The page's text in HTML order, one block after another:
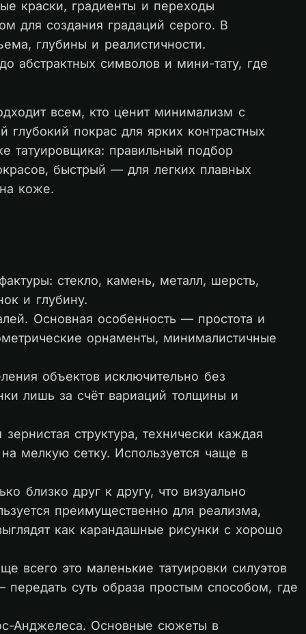
краски, градиенты и переходы
для создания градаций серого. В
глубины и реалистичности.
абстрактных символов и мини-тату, где
всем, кто ценит минимализм с
покрас для ярких контрастных
татуировщика: правильный подбор
быстрый — для легких плавных
коже.
стекло, камень, металл, шерсть,
и глубину.
Основная особенность — простота и
орнаменты, минималистичные
объектов исключительно без
лишь за счёт вариаций толщины и
структура, технически каждая
мелкую сетку. Используется чаще в
близко друг к другу, что визуально
преимущественно для реализма,
как карандашные рисунки с хорошо
всего это маленькие татуировки силуэтов
суть образа простым способом, где
Анджелеса. Основные сюжеты в